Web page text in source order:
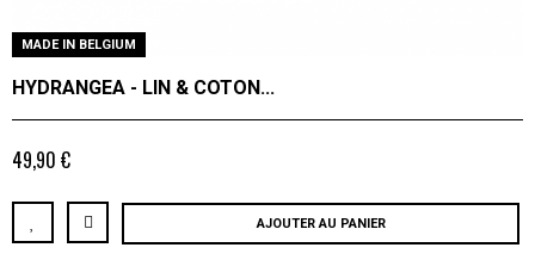
MADE IN BELGIUM
HYDRANGEA - LIN & COTON...
49,90 €
AJOUTER AU PANIER